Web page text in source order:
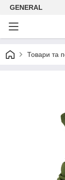
GENERAL
Товари та